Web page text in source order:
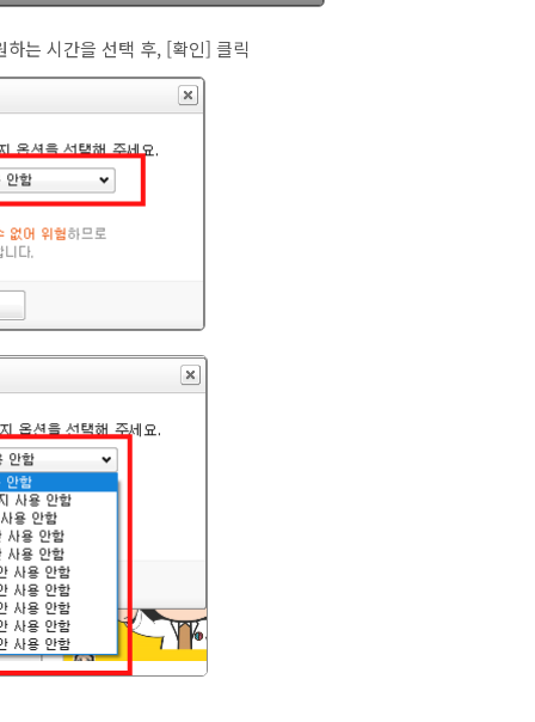
는 시간을 선택 후, [확인] 클릭